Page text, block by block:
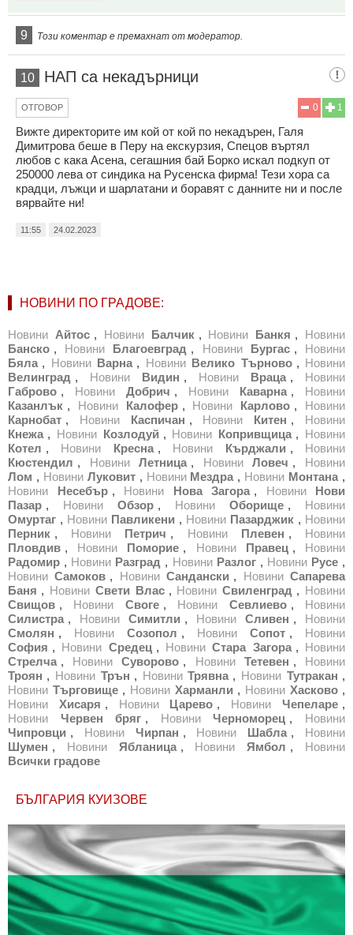
9 Този коментар е премахнат от модератор.
10 НАП са некадърници
1
0
ОТГОВОР
Вижте директорите им кой от кой по некадърен, Галя
Димитрова беше в Перу на екскурзия, Спецов въртял
любов с кака Асена, сегашния бай Борко искал подкуп от
250000 лева от синдика на Русенска фирма! Тези хора са
крадци, лъжци и шарлатани и боравят с данните ни и после
вярвайте ни!
11:55 24.02.2023
НОВИНИ ПО ГРАДОВЕ:
Новини Айтос , Новини Балчик , Новини Банкя , Новини
Банско , Новини Благоевград , Новини Бургас , Новини
Бяла , Новини Варна , Новини Велико Търново , Новини
Велинград , Новини Видин , Новини Враца , Новини
Габрово , Новини Добрич , Новини Каварна , Новини
Казанлък , Новини Калофер , Новини Карлово , Новини
Карнобат , Новини Каспичан , Новини Китен , Новини
Кнежа , Новини Козлодуй , Новини Копривщица , Новини
Котел , Новини Кресна , Новини Кърджали , Новини
Кюстендил , Новини Летница , Новини Ловеч , Новини
Лом , Новини Луковит , Новини Мездра , Новини Монтана ,
Новини
Несебър , Новини Нова Загора , Новини
Нови
Пазар , Новини Обзор , Новини Оборище , Новини
Омуртаг , Новини Павликени , Новини Пазарджик , Новини
Перник , Новини Петрич , Новини Плевен , Новини
Пловдив , Новини Поморие , Новини Правец , Новини
Радомир , Новини Разград , Новини Разлог , Новини Русе ,
Новини Самоков , Новини Сандански , Новини Сапарева
Баня , Новини Свети Влас , Новини Свиленград , Новини
Свищов , Новини Своге , Новини Севлиево , Новини
Силистра , Новини Симитли , Новини Сливен , Новини
Смолян , Новини Созопол , Новини Сопот , Новини
София , Новини Средец , Новини Стара Загора , Новини
Стрелча , Новини Суворово , Новини Тетевен , Новини
Троян , Новини Трън , Новини Трявна , Новини Тутракан ,
Новини Търговище , Новини Харманли , Новини Хасково ,
Новини
Хисаря , Новини Царево , Новини Чепеларе ,
Новини
Червен бряг , Новини Черноморец , Новини
Чипровци , Новини Чирпан , Новини Шабла , Новини
Шумен , Новини Ябланица , Новини Ямбол , Новини
Всички градове
БЪЛГАРИЯ КУИЗОВЕ